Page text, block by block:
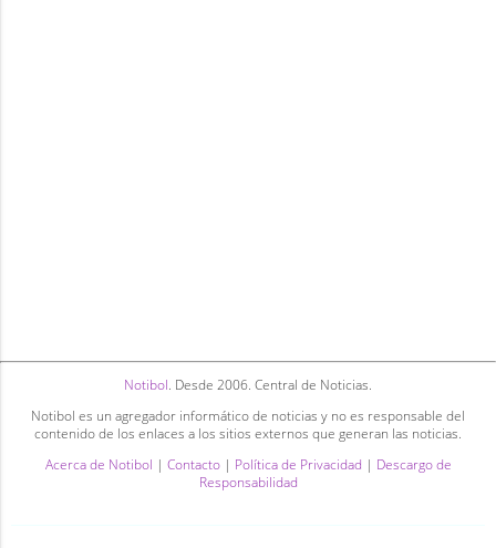
Notibol. Desde 2006. Central de Noticias.
Notibol es un agregador informático de noticias y no es responsable del
contenido de los enlaces a los sitios externos que generan las noticias.
Acerca de Notibol | Contacto| Política de Privacidad | Descargo de
Responsabilidad